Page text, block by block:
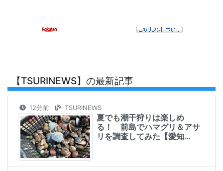
【TSURINEWS】の最新記事
12分前 TSURINEWS
夏でも潮干狩りは楽しめ
る！ 前島でハマグリ＆アサ
リを調査してみた【愛知…